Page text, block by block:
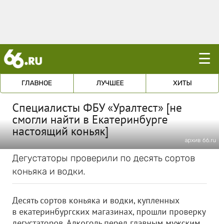
☰
ГЛАВНОЕ ЛУЧШЕЕ ХИТЫ
Специалисты ФБУ «Уралтест» [не
смогли найти в Екатеринбурге
настоящий коньяк]
архив 66.ru
Дегустаторы проверили по десять сортов
коньяка и водки.
Десять сортов коньяка и водки, купленных
в екатеринбургских магазинах, прошли проверку